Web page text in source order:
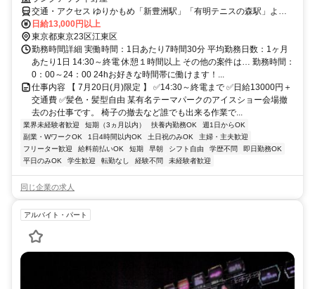
交通・アクセス ゆりかもめ「新豊洲駅」「有明テニスの森駅」より
徒歩約8分 りんかい線「国際展示場駅」「東雲駅」より徒歩約17分
日給13,000円以上
東京都東京23区江東区
勤務時間詳細 実働時間：1日あたり7時間30分 平均勤務日数：1ヶ月
あたり1日 14:30～終電 休憩１時間以上 その他の案件は… 勤務時間：
0：00～24：00 24hお好きな時間帯に働けます！...
仕事内容 【 7月20日(月)限定 】 ✅14:30～終電まで ✅日給13000円＋
交通費 ✅髪色・髪型自由 某有名テーマパークのアイスショー会場撤
去のお仕事です。 椅子の撤去など誰でも出来る作業で...
業界未経験者歓迎 短期（3ヵ月以内） 扶養内勤務OK
週1日からOK
副業・WワークOK
1日4時間以内OK 土日祝のみOK
主婦・主夫歓迎
フリーター歓迎
給料前払いOK 短期 早朝 シフト自由 学歴不問
即日勤務OK
平日のみOK
学生歓迎 転勤なし 経験不問 未経験者歓迎
同じ企業の求人
アルバイト・パート